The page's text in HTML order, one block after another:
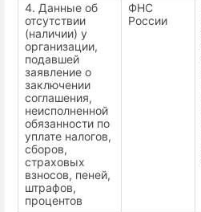
4. Данные об
отсутствии
(наличии) у
организации,
подавшей
заявление о
заключении
соглашения,
неисполненной
обязанности по
уплате налогов,
сборов,
страховых
взносов, пеней,
штрафов,
процентов
ФНС
России